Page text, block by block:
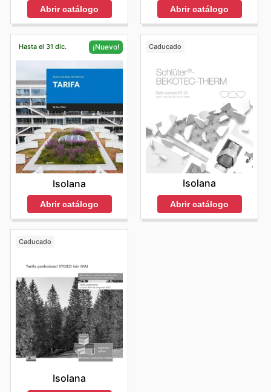
Abrir catálogo Abrir catálogo
Hasta el 31 dic. ¡Nuevo!
Isolana
Abrir catálogo
Caducado
Isolana
Abrir catálogo
Caducado
Isolana